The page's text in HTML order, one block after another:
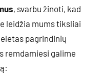
, svarbu žinoti, kad
leidžia mums tiksliai
pagrindinių
remdamiesi galime